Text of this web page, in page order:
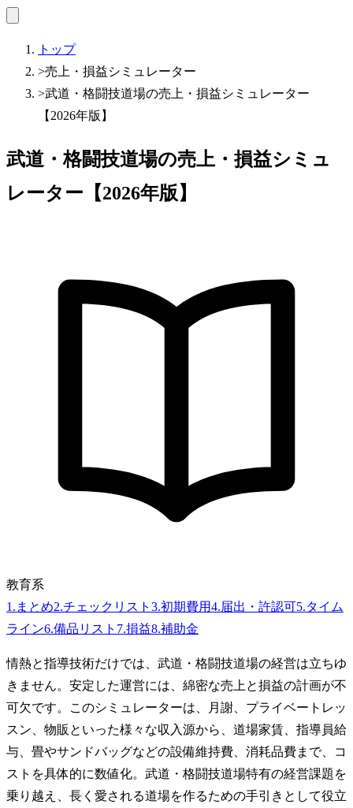
トップ
>売上・損益シミュレーター
>武道・格闘技道場の売上・損益シミュレーター
【2026年版】
武道・格闘技道場の売上・損益シミュ
レーター【2026年版】
教育系
1 . まとめ2.チェックリスト 3.初期費用4.届出・許認可5.タイム
ライン6.備品リスト 7.損益8.補助金
情熱と指導技術だけでは、武道・格闘技道場の経営は立ちゆ
きません。安定した運営には、綿密な売上と損益の計画が不
可欠です。このシミュレーターは、月謝、プライベートレッ
スン、物販といった様々な収入源から、道場家賃、指導員給
与、畳やサンドバッグなどの設備維持費、消耗品費まで、コ
ストを具体的に数値化。武道・格闘技道場特有の経営課題を
乗り越え、長く愛される道場を作るための手引きとして役立